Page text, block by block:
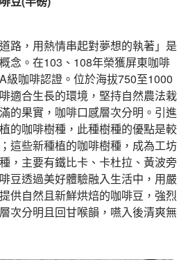
路，用熱情串起對夢想的執著」是
念。在103、108年榮獲屏東咖啡
級咖啡認證。位於海拔750至1000
適合生長的環境，堅持自然農法栽
的果實，咖啡口感層次分明。引進
的咖啡樹種，此種樹種的優點是較
這些新種植的咖啡樹種，成為工坊
，主要有鐵比卡、卡杜拉、黃波旁
豆透過美好體驗融入生活中，用嚴
供自然且新鮮烘焙的咖啡豆，強烈
次分明且回甘喉韻，嚥入後清爽無